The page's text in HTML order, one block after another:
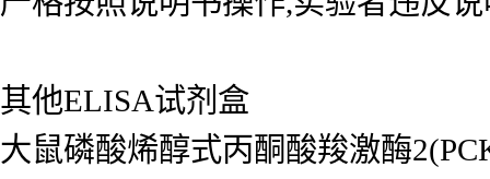
其他ELISA试剂盒
大鼠磷酸烯醇式丙酮酸羧激酶